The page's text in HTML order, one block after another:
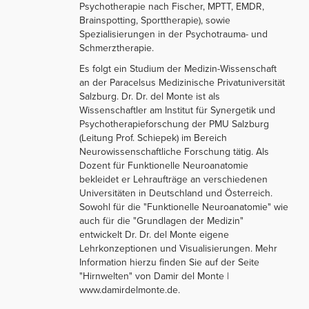
Psychotherapie nach Fischer, MPTT, EMDR,
Brainspotting, Sporttherapie), sowie
Spezialisierungen in der Psychotrauma- und
Schmerztherapie.
Es folgt ein Studium der Medizin-Wissenschaft
an der Paracelsus Medizinische Privatuniversität
Salzburg. Dr. Dr. del Monte ist als
Wissenschaftler am Institut für Synergetik und
Psychotherapieforschung der PMU Salzburg
(Leitung Prof. Schiepek) im Bereich
Neurowissenschaftliche Forschung tätig. Als
Dozent für Funktionelle Neuroanatomie
bekleidet er Lehraufträge an verschiedenen
Universitäten in Deutschland und Österreich.
Sowohl für die "Funktionelle Neuroanatomie" wie
auch für die "Grundlagen der Medizin"
entwickelt Dr. Dr. del Monte eigene
Lehrkonzeptionen und Visualisierungen. Mehr
Information hierzu finden Sie auf der Seite
"Hirnwelten" von Damir del Monte |
www.damirdelmonte.de.